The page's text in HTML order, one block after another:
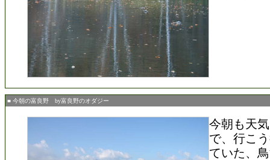
■ 今朝の富良野 by富良野のオダジー
今朝も天
で、行こ
ていた、